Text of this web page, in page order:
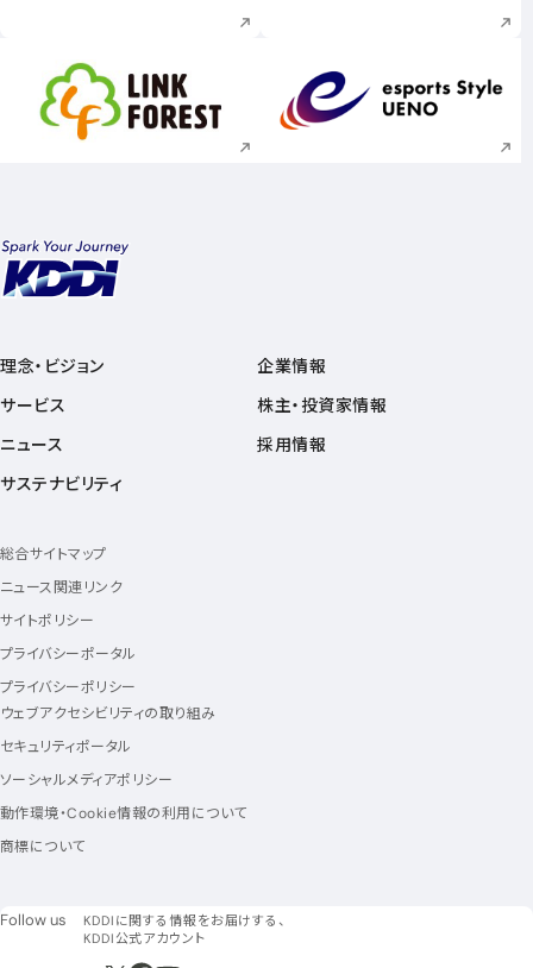
新規ウィンドウで開く 新規ウィンドウで
理念・ビジョン
サービス
ニュース
サステナビリティ
企業情報
株主・投資家情報
採用情報
総合サイトマップ
ニュース関連リンク
サイトポリシー
プライバシーポータル
プライバシーポリシー
ウェブアクセシビリティの取り組み
セキュリティポータル
ソーシャルメディアポリシー
動作環境・Cookie情報の利用について
商標について
Follow us フォローアス
KDDIに関する情報をお届けする、
KDDI公式アカウント